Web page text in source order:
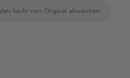
leicht vom Original abweichen.